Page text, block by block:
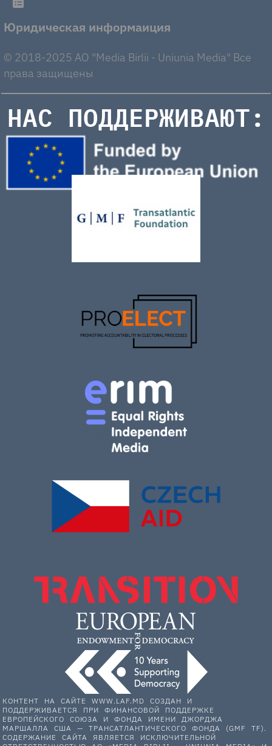
Юридическая информаиция
© 2018-2025 AO "Media Birlii - Uniunia Media" Все
права защищены
НАС ПОДДЕРЖИВАЮТ:
КОНТЕНТ НА САЙТЕ WWW.LAF.MD СОЗДАН И
ПОДДЕРЖИВАЕТСЯ ПРИ ФИНАНСОВОЙ ПОДДЕРЖКЕ
ЕВРОПЕЙСКОГО СОЮЗА И ФОНДА ИМЕНИ ДЖОРДЖА
МАРШАЛЛА США — ТРАНСАТЛАНТИЧЕСКОГО ФОНДА (GMF TF).
СОДЕРЖАНИЕ САЙТА ЯВЛЯЕТСЯ ИСКЛЮЧИТЕЛЬНОЙ